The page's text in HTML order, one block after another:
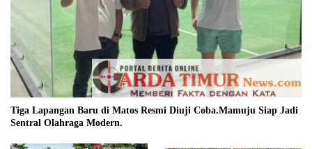
Tiga Lapangan Baru di Matos Resmi Diuji Coba.Mamuju Siap Jadi
Sentral Olahraga Modern.